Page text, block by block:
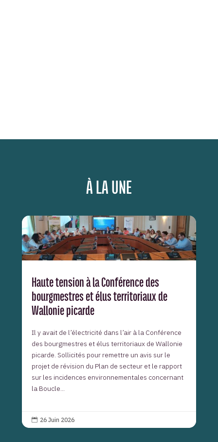
À LA UNE
Haute tension à la Conférence des
bourgmestres et élus territoriaux de
Wallonie picarde
Il y avait de l’électricité dans l’air à la Conférence
des bourgmestres et élus territoriaux de Wallonie
picarde. Sollicités pour remettre un avis sur le
projet de révision du Plan de secteur et le rapport
sur les incidences environnementales concernant
la Boucle...
 26 Juin 2026